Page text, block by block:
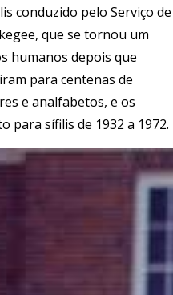
conduzido pelo Serviço de
que se tornou um
humanos depois que
para centenas de
e analfabetos, e os
para sífilis de 1932 a 1972.